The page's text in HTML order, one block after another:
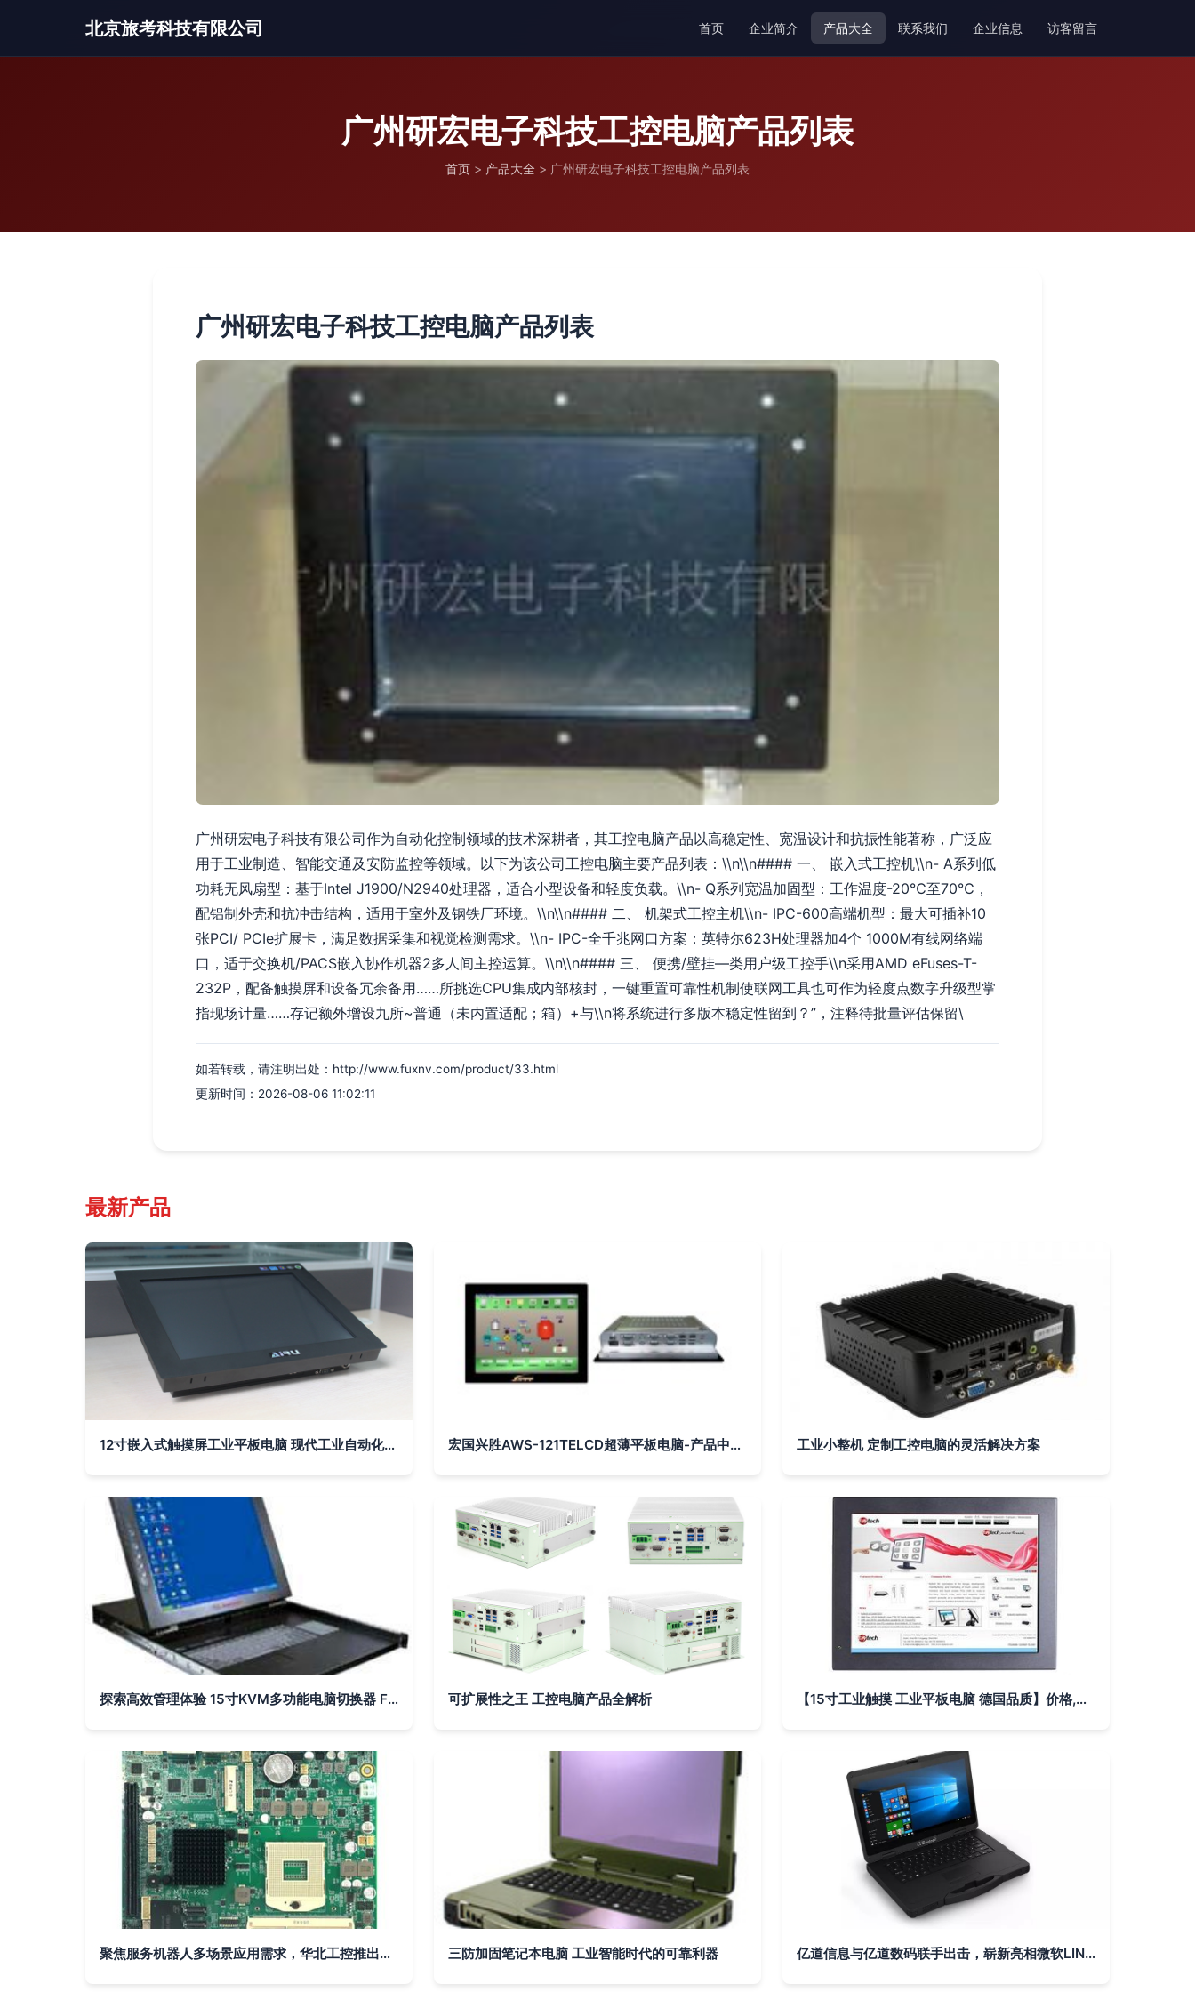
北京旅考科技有限公司 首页 企业简介 产品大全 联系我们 企业信息 访客留言
广州研宏电子科技工控电脑产品列表
首页 > 产品大全 > 广州研宏电子科技工控电脑产品列表
广州研宏电子科技工控电脑产品列表
广州研宏电子科技有限公司作为自动化控制领域的技术深耕者，其工控电脑产品以高稳定性、宽温设计和抗振性能著称，广泛应
用于工业制造、智能交通及安防监控等领域。以下为该公司工控电脑主要产品列表：\\n\\n#### 一、 嵌入式工控机\\n- A系列低
功耗无风扇型：基于Intel J1900/N2940处理器，适合小型设备和轻度负载。\\n- Q系列宽温加固型：工作温度-20℃至70℃，
配铝制外壳和抗冲击结构，适用于室外及钢铁厂环境。\\n\\n#### 二、 机架式工控主机\\n- IPC-600高端机型：最大可插补10
张PCI/ PCIe扩展卡，满足数据采集和视觉检测需求。\\n- IPC-全千兆网口方案：英特尔623H处理器加4个 1000M有线网络端
口，适于交换机/PACS嵌入协作机器2多人间主控运算。\\n\\n#### 三、 便携/壁挂—类用户级工控手\\n采用AMD eFuses-T-
232P，配备触摸屏和设备冗余备用……所挑选CPU集成内部核封，一键重置可靠性机制使联网工具也可作为轻度点数字升级型掌
指现场计量……存记额外增设九所~普通（未内置适配；箱）+与\\n将系统进行多版本稳定性留到？”，注释待批量评估保留\
如若转载，请注明出处：http://www.fuxnv.com/product/33.html
更新时间：2026-08-06 11:02:11
最新产品
12寸嵌入式触摸屏工业平板电脑 现代工业自动化的核心终端 宏国兴胜AWS-121TELCD超薄平板电脑-产品中心-中国工控网 工业小整机 定制工控电脑的灵活解决方案
探索高效管理体验 15寸KVM多功能电脑切换器 FK-150-8U 详解 可扩展性之王 工控电脑产品全解析 【15寸工业触摸 工业平板电脑 德国品质】价格,厂家,图片,工控电脑产品,深圳市飞帆泰科技-
聚焦服务机器人多场景应用需求，华北工控推出高扩展计算机硬件方案 三防加固笔记本电脑 工业智能时代的可靠利器 亿道信息与亿道数码联手出击，崭新亮相微软LINC 2019泰国曼谷展会